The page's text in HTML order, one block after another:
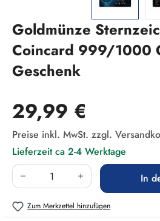
Goldmünze
Coincard 999/1000
Geschenk
Regulärer Preis:
29,99 €
Preise inkl. MwSt. zzgl.
Lieferzeit ca 2-4 Werktage
Produkt Anzahl: Gib den
In
Zum Merkzettel hinzufügen